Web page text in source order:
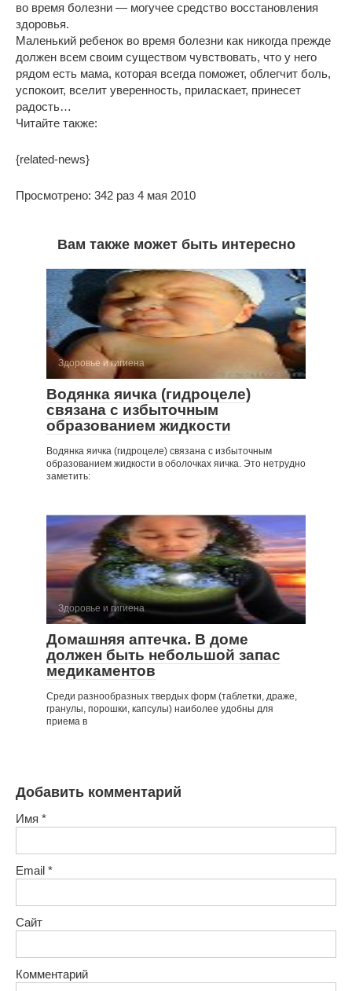
во время болезни — могучее средство восстановления
здоровья.
Маленький ребенок во время болезни как никогда прежде
должен всем своим существом чувствовать, что у него
рядом есть мама, которая всегда поможет, облегчит боль,
успокоит, вселит уверенность, приласкает, принесет
радость…
Читайте также:
{related-news}
Просмотрено: 342 раз 4 мая 2010
Вам также может быть интересно
Здоровье и гигиена
Водянка яичка (гидроцеле)
связана с избыточ­ным
образованием жидкости
Водянка яичка (гидроцеле) связана с избыточ­ным
образованием жидкости в оболочках яичка. Это нетрудно
заметить:
Здоровье и гигиена
Домашняя аптечка. В доме
должен быть небольшой запас
медика­ментов
Среди разнообразных твердых форм (таблетки, драже,
гранулы, порошки, капсулы) наиболее удоб­ны для
приема в
Добавить комментарий
Имя *
Email *
Сайт
Комментарий